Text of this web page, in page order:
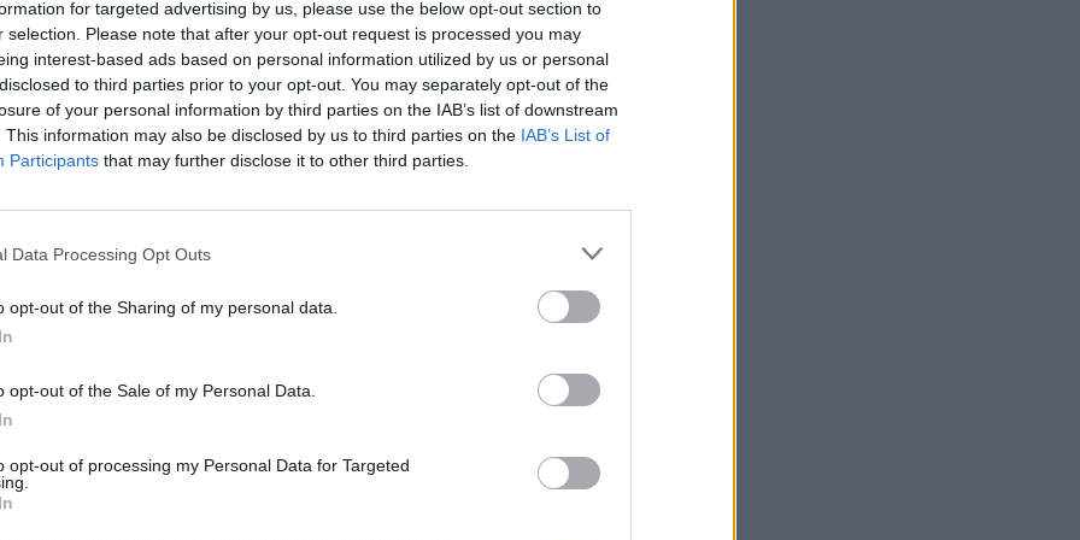
for targeted advertising by us, please use the below opt-out section to
selection. Please note that after your opt-out request is processed you may
interest-based ads based on personal information utilized by us or personal
to third parties prior to your opt-out. You may separately opt-out of the
of your personal information by third parties on the IAB’s list of downstream
This information may also be disclosed by us to third parties on the IAB’s List of
Participants that may further disclose it to other third parties.
Data Processing Opt Outs
opt-out of the Sharing of my personal data.
opt-out of the Sale of my Personal Data.
opt-out of processing my Personal Data for Targeted
Κατέχει τη θέση 12.
Κατέχει τη θέση 18.
Κατέχει τη θέση 23.
335$ εκατομμύρια. Κατέχει τη θέση
Κατέχει την θέση 40.
και ο Σωτήρης Βαχαβιώλος, από τον
και τεχνολογίας. Ο Σωτήρης Βαχαβιώλος,
ομογενών το 2019 είναι ο Jim Davis με